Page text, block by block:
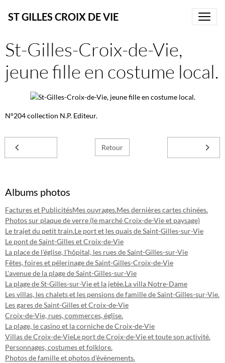
ST GILLES CROIX DE VIE
St-Gilles-Croix-de-Vie,
jeune fille en costume local.
N°204 collection N.P. Editeur.
Retour
Albums photos
Factures et PublicitésMes ouvrages.Mes dernières cartes chinées.
Photos sur plaque de verre (le marché Croix-de-Vie et paysage)
Le trajet du petit train.Le port et les quais de Saint-Gilles-sur-Vie
Le pont de Saint-Gilles et Croix-de-Vie
La place de l'église, l'hôpital, les rues de Saint-Gilles-sur-Vie
Fêtes, foires et pélerinage de Saint-Gilles-Croix-de-Vie
L'avenue de la plage de Saint-Gilles-sur-Vie
La plage de St-Gilles-sur-Vie et la jetée.La villa Notre-Dame
Les villas, les chalets et les pensions de famille de Saint-Gilles-sur-Vie.
Les gares de Saint-Gilles et Croix-de-Vie
Croix-de-Vie, rues, commerces, église.
La plage, le casino et la corniche de Croix-de-Vie
Villas de Croix-de-VieLe port de Croix-de-Vie et toute son activité.
Personnages, costumes et folklore.
Photos de famille et photos d'évènements.